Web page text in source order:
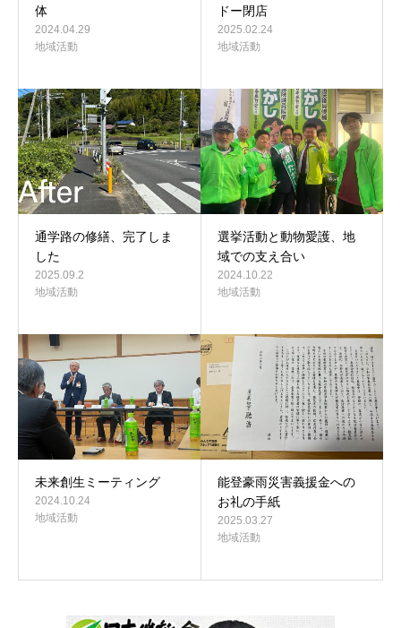
体
2024.04.29
地域活動
ドー閉店
2025.02.24
地域活動
通学路の修繕、完了しま
した
2025.09.2
地域活動
選挙活動と動物愛護、地
域での支え合い
2024.10.22
地域活動
未来創生ミーティング
2024.10.24
地域活動
能登豪雨災害義援金への
お礼の手紙
2025.03.27
地域活動